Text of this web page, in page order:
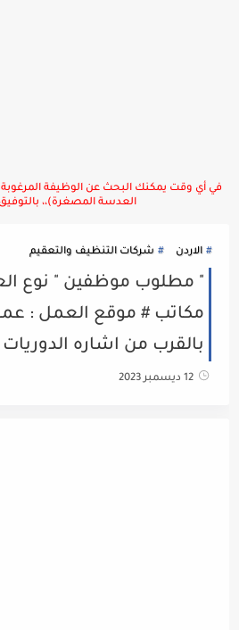
في أي وقت يمكنك البحث عن الوظيفة المرغوبة
العدسة المصغرة)،، بالتوفيق
الاردن شركات التنظيف والتعقيم
" مطلوب موظفين " نوع
مكاتب # موقع العمل :
بالقرب من اشاره الدوريات
12 ديسمبر 2023